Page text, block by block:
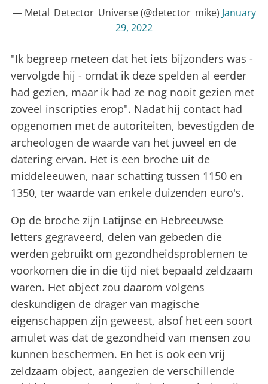
— Metal_Detector_Universe (@detector_mike) January
29, 2022
"Ik begreep meteen dat het iets bijzonders was -
vervolgde hij - omdat ik deze spelden al eerder
had gezien, maar ik had ze nog nooit gezien met
zoveel inscripties erop". Nadat hij contact had
opgenomen met de autoriteiten, bevestigden de
archeologen de waarde van het juweel en de
datering ervan. Het is een broche uit de
middeleeuwen, naar schatting tussen 1150 en
1350, ter waarde van enkele duizenden euro's.
Op de broche zijn Latijnse en Hebreeuwse
letters gegraveerd, delen van gebeden die
werden gebruikt om gezondheidsproblemen te
voorkomen die in die tijd niet bepaald zeldzaam
waren. Het object zou daarom volgens
deskundigen de drager van magische
eigenschappen zijn geweest, alsof het een soort
amulet was dat de gezondheid van mensen zou
kunnen beschermen. En het is ook een vrij
zeldzaam object, aangezien de verschillende